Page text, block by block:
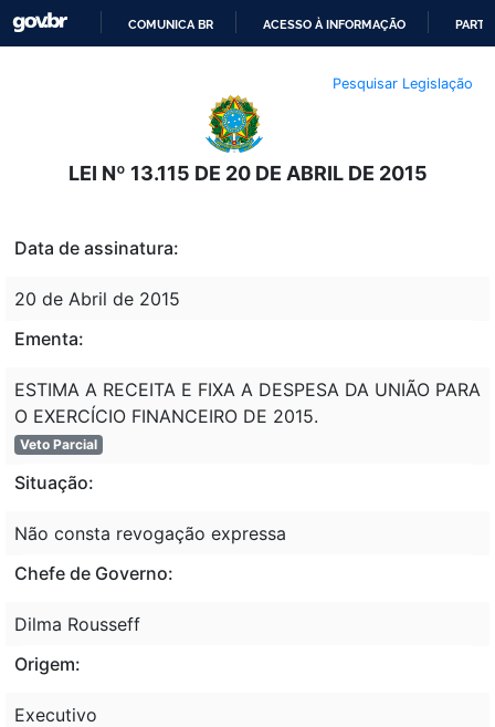
O
CONTEÚDO
COMUNICA BR ACESSO À INFORMAÇÃO
Pesquisar Legislação
LEI Nº 13.115 DE 20 DE ABRIL DE 2015
Data de assinatura:
20 de Abril de 2015
Ementa:
ESTIMA A RECEITA E FIXA A DESPESA DA UNIÃO PARA
O EXERCÍCIO FINANCEIRO DE 2015.
Veto Parcial
Situação:
Não consta revogação expressa
Chefe de Governo:
Dilma Rousseff
Origem:
Executivo